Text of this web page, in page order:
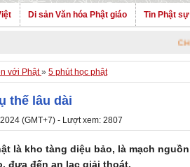
Di sản Văn hóa Phật giáo Tin Phật sự
CHÀO
với Phật» 5 phút học phật
thế lâu dài
(GMT+7) - Lượt xem: 2807
là kho tàng diệu bảo, là mạch
đưa đến an lạc giải thoát.